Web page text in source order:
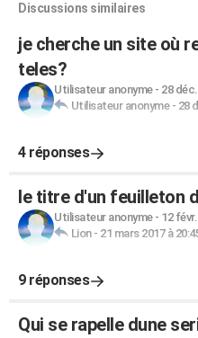
Discussions similaires
je cherche un site où
teles?
Utilisateur anonyme- 28
Utilisateur anonyme- 28
4 réponses
le titre d'un feuilleton
Utilisateur anonyme- 12
Lion- 21 mars 2017 à
9 réponses
Qui se rapelle dune